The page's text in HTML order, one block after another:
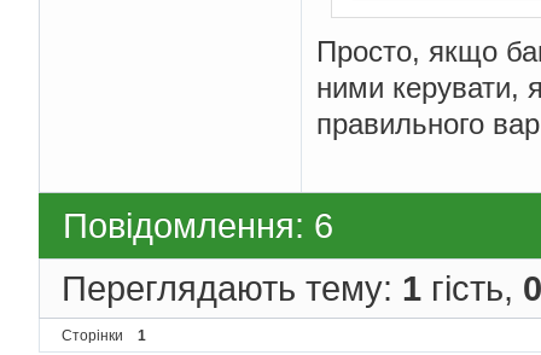
Просто, якщо
ними керувати,
правильного
Повідомлення: 6
Переглядають тему: 1 гість, 0
Сторінки 1